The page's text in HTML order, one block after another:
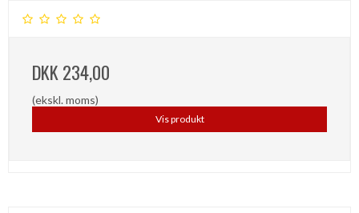
DKK 234,00
(ekskl. moms)
Vis produkt